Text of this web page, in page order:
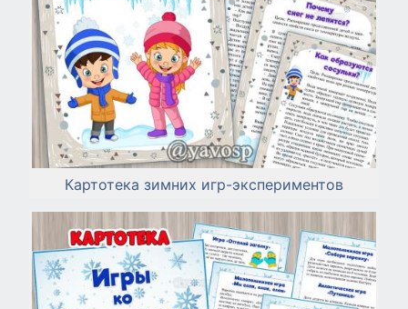
Картотека зимних игр-экспериментов